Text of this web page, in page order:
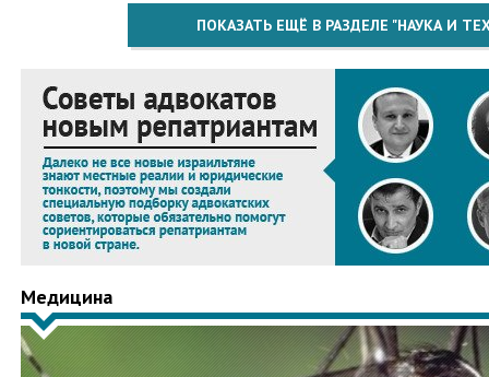
ПОКАЗАТЬ ЕЩЁ В РАЗДЕЛЕ "НАУКА И
Медицина